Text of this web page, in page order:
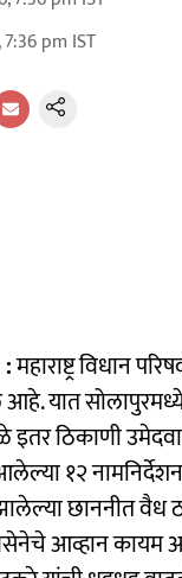
pm IST
महाराष्ट्र विधान
आहे. यात
ठिकाणी
१२
छाननीत वैध
आव्हान